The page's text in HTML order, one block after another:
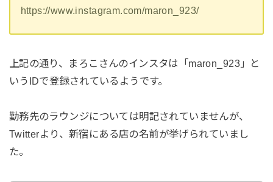
https://www.instagram.com/maron_923/
上記の通り、まろこさんのインスタは「maron_923」と
いうIDで登録されているようです。
勤務先のラウンジについては明記されていませんが、
Twitterより、新宿にある店の名前が挙げられていまし
た。